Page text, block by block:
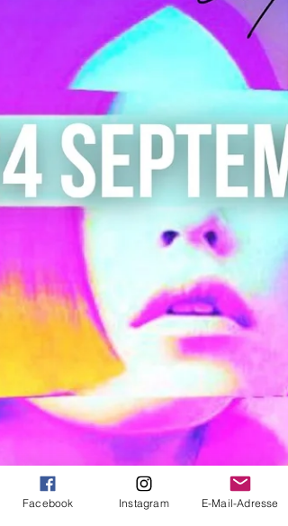
Facebook Instagram E-Mail-Adresse